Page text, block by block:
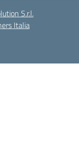
S.r.l.
Italia